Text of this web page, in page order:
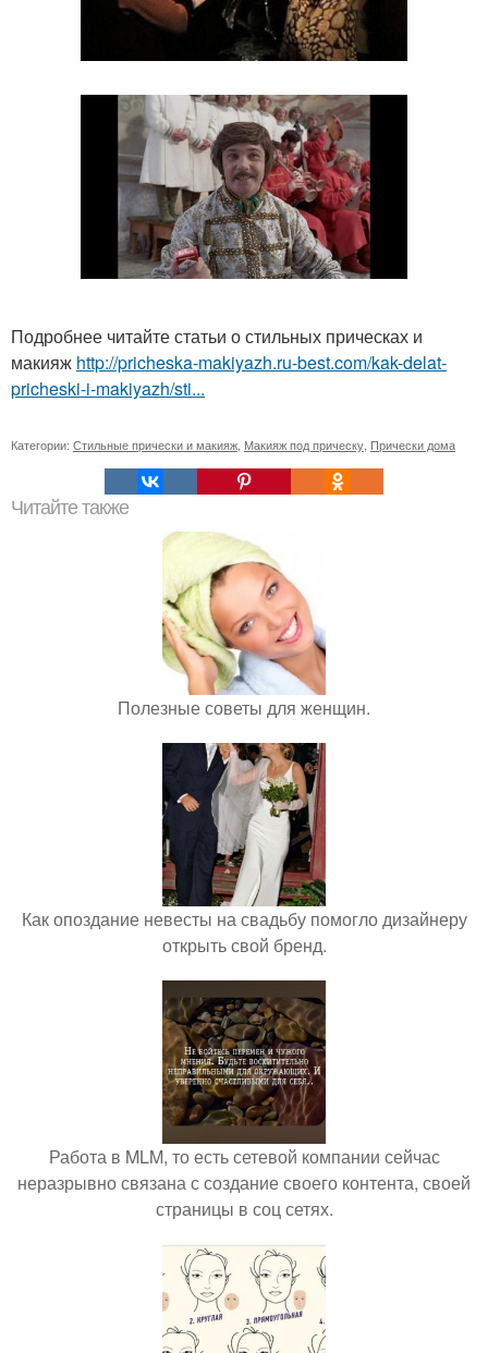
Подробнее читайте статьи о стильных прическах и
макияж http://pricheska-makiyazh.ru-best.com/kak-delat-
pricheski-i-makiyazh/sti...
Категории: Стильные прически и макияж Макияж под прическу Прически дома
Читайте также
Полезные советы для женщин.
Как опоздание невесты на свадьбу помогло дизайнеру
открыть свой бренд.
Работа в MLM, то есть сетевой компании сейчас
неразрывно связана с создание своего контента, своей
страницы в соц сетях.